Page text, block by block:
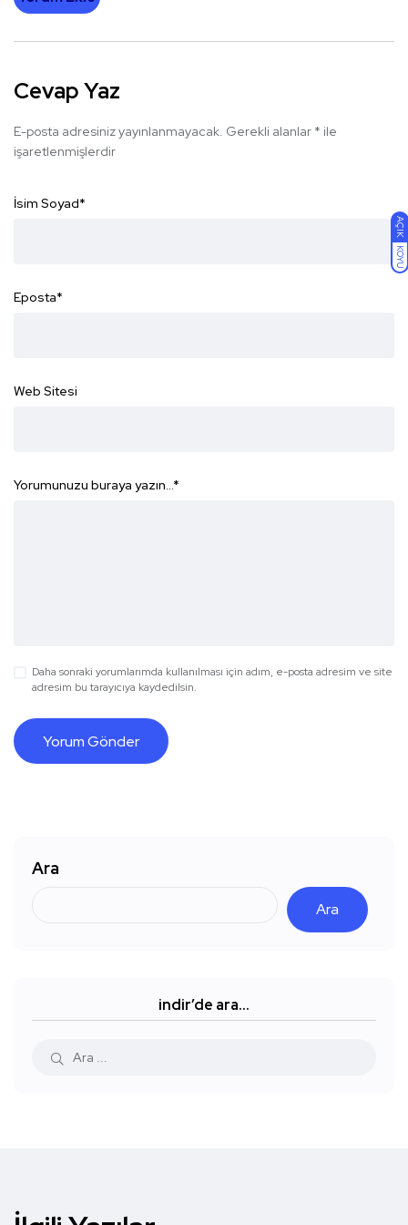
AÇIK
KOYU
Cevap Yaz
E-posta adresiniz yayınlanmayacak. Gerekli alanlar * ile
işaretlenmişlerdir
İsim Soyad*
Eposta*
Web Sitesi
Yorumunuzu buraya yazın...*
Daha sonraki yorumlarımda kullanılması için adım, e-posta adresim ve site
adresim bu tarayıcıya kaydedilsin.
Ara
Ara
indir’de ara…